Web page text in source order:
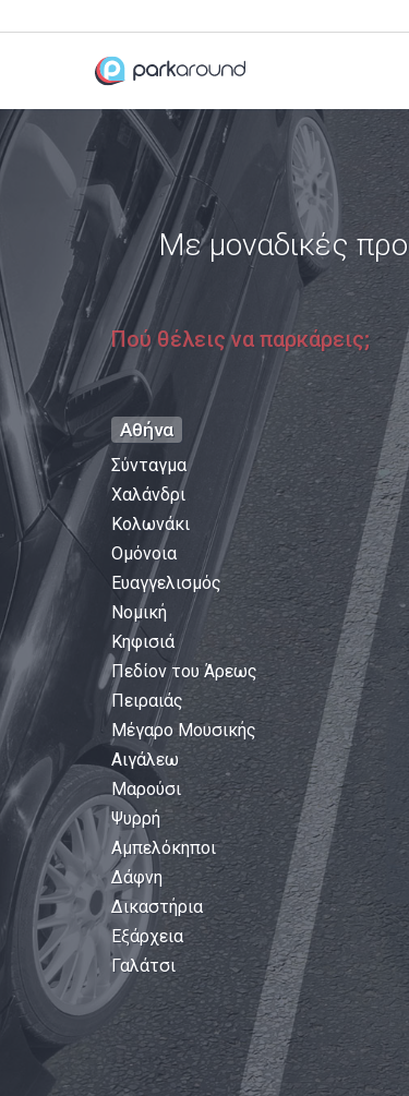
Με μοναδικές
Πού θέλεις να παρκάρεις;
Αθήνα
Σύνταγμα
Χαλάνδρι
Κολωνάκι
Ομόνοια
Ευαγγελισμός
Νομική
Κηφισιά
Πεδίον του Άρεως
Πειραιάς
Μέγαρο Μουσικής
Αιγάλεω
Μαρούσι
Ψυρρή
Αμπελόκηποι
Δάφνη
Δικαστήρια
Εξάρχεια
Γαλάτσι